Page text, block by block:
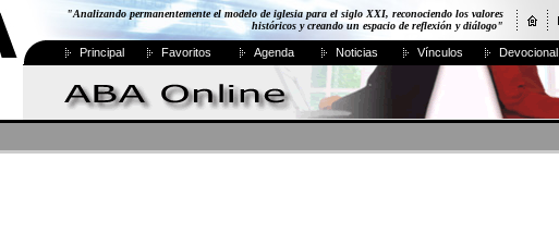
"Analizando permanentemente el modelo de iglesia para el siglo XXI, reconociendo los valores
históricos y creando un espacio de reflexión y diálogo"
Principal Favoritos Agenda Noticias Vínculos Devocional